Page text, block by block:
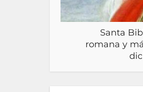
Santa
romana y